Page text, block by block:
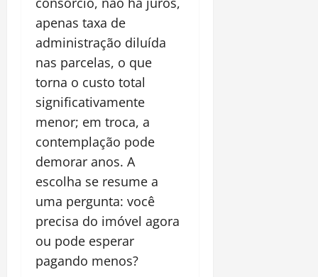
apenas taxa de
administração diluída
nas parcelas, o que
torna o custo total
significativamente
menor; em troca, a
contemplação pode
demorar anos. A
escolha se resume a
uma pergunta: você
precisa do imóvel agora
ou pode esperar
pagando menos?